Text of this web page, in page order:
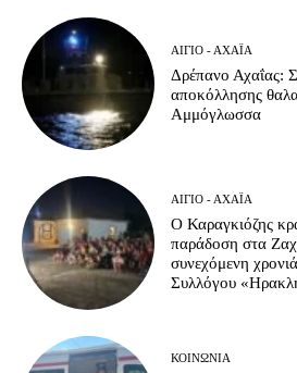
ΑΊΓΙΟ - ΑΧΑΪ́Α
Δρέπανο Αχαΐας:
αποκόλλησης
Αμμόγλωσσα
ΑΊΓΙΟ - ΑΧΑΪ́Α
Ο Καραγκιόζης
παράδοση στα
συνεχόμενη
Συλλόγου
ΚΟΙΝΩΝΊΑ